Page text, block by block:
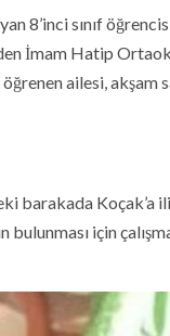
8’inci sınıf
İmam Hatip
ailesi,
barakada Koçak’a
bulunması için